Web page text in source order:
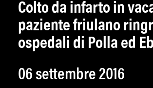
Colto da infarto in
paziente friulano
ospedali di Polla ed
06 settembre 2016